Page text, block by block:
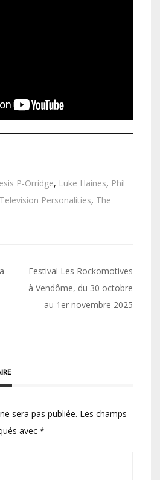
P-Orridge, Luke Haines, Phil
Television Personalities, The
Festival Les Rockomotives
à Vendôme, du 30 octobre
au 1er novembre 2025
sera pas publiée. Les champs
avec *